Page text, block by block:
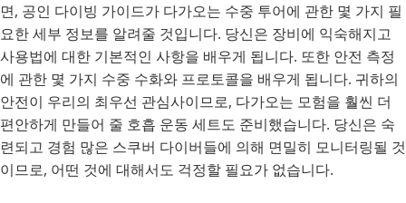
면, 공인 다이빙 가이드가 다가오는 수중 투어에 관한 몇 가지 필
요한 세부 정보를 알려줄 것입니다. 당신은 장비에 익숙해지고
사용법에 대한 기본적인 사항을 배우게 됩니다. 또한 안전 측정
에 관한 몇 가지 수중 수화와 프로토콜을 배우게 됩니다. 귀하의
안전이 우리의 최우선 관심사이므로, 다가오는 모험을 훨씬 더
편안하게 만들어 줄 호흡 운동 세트도 준비했습니다. 당신은 숙
련되고 경험 많은 스쿠버 다이버들에 의해 면밀히 모니터링될 것
이므로, 어떤 것에 대해서도 걱정할 필요가 없습니다.